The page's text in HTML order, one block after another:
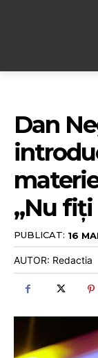
Dan
„Nu
PUBLICAT: 16
AUTOR: Redactia